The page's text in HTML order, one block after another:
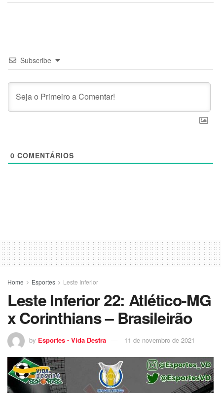
Subscribe
0 COMENTÁRIOS
Home Esportes Leste Inferior
Leste Inferior 22: Atlético-MG
x Corinthians – Brasileirão
by Esportes - Vida Destra 11 de novembro de 2021